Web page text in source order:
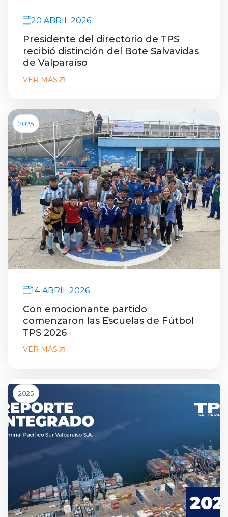
20 ABRIL 2026
Presidente del directorio de TPS
recibió distinción del Bote Salvavidas
de Valparaíso
VER MÁS
2025
14 ABRIL 2026
Con emocionante partido
comenzaron las Escuelas de Fútbol
TPS 2026
VER MÁS
2025